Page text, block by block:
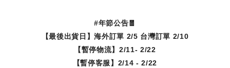
#年節公告🧧
【最後出貨日】海外訂單 2/5 台灣訂單 2/10
【暫停物流】2/11- 2/22
【暫停客服】2/14 - 2/22